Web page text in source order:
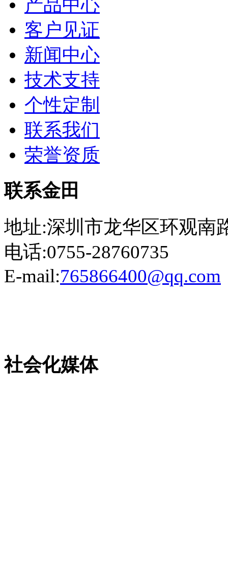
产品中心
客户见证
新闻中心
技术支持
个性定制
联系我们
荣誉资质
联系金田
地址:深圳市龙华区环观南
电话:0755-28760735
E-mail:765866400@qq.com
社会化媒体